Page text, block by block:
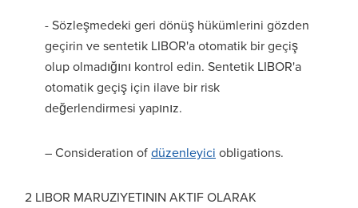
- Sözleşmedeki geri dönüş hükümlerini gözden
geçirin ve sentetik LIBOR'a otomatik bir geçiş
olup olmadığını kontrol edin. Sentetik LIBOR'a
otomatik geçiş için ilave bir risk
değerlendirmesi yapınız.
– Consideration ofdüzenleyici obligations.
2 LIBOR MARUZIYETININ AKTIF OLARAK